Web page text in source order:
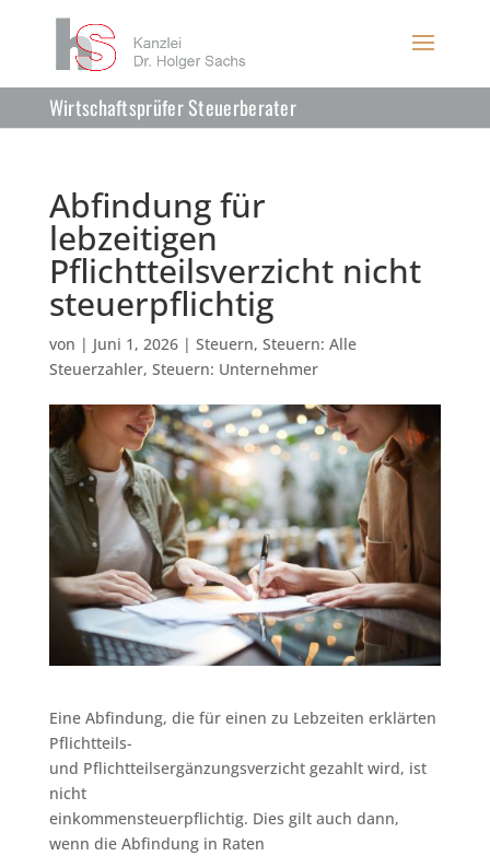
Wirtschaftsprüfer Steuerberater
Abfindung für
lebzeitigen
Pflichtteilsverzicht nicht
steuerpflichtig
von | Juni 1, 2026| Steuern, Steuern: Alle
Steuerzahler, Steuern: Unternehmer
Eine Abfindung, die für einen zu Lebzeiten erklärten
Pflichtteils-
und Pflichtteilsergänzungsverzicht gezahlt wird, ist
nicht
einkommensteuerpflichtig. Dies gilt auch dann,
wenn die Abfindung in Raten